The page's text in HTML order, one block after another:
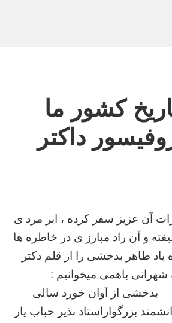
کشور ما
داکتر
آن عزیز سفر کرده ، ابر مرد ی
و آن راد مبارز ی در خاطره ها
یاد طاهر بدخشی را از قلم دکتر
شهرانی باهمی میخوانیم :
بدخشی از آوان خورد سالی
بزرگواراستاد نذیر حباب یار